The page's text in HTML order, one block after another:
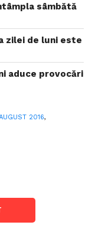
sâmbătă
zilei de luni este
aduce provocări
2016,